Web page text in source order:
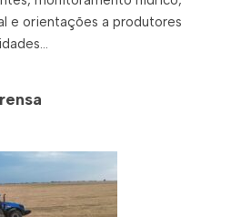
e orientações a produtores